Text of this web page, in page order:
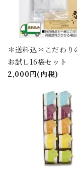
＊送料込＊こだわり
お試し16袋セット
2,000円(内税)
キーワード
カテゴリー